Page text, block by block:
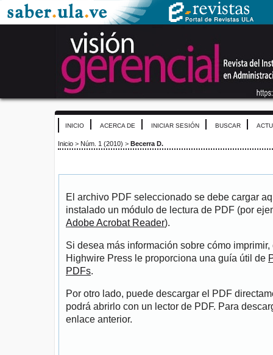
INICIO ACERCA DE INICIAR SESIÓN BUSCAR
Inicio > Núm. 1 (2010) > Becerra D.
El archivo PDF seleccionado se debe cargar
instalado un módulo de lectura de PDF (por
Adobe Acrobat Reader).
Si desea más información sobre cómo
Highwire Press le proporciona una guía útil de
PDFs.
Por otro lado, puede descargar el PDF
podrá abrirlo con un lector de PDF. Para
enlace anterior.